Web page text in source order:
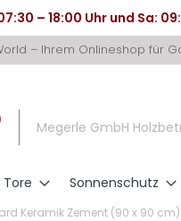
– 18:00 Uhr und Sa:
– Ihrem Onlineshop für
Megerle GmbH
Tore Sonnenschutz
Keramik Zement (90 x 90 cm)